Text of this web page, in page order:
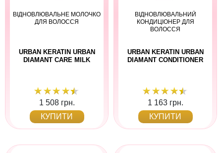
ВІДНОВЛЮВАЛЬНЕ МОЛОЧКО
ДЛЯ ВОЛОССЯ
URBAN KERATIN URBAN
DIAMANT CARE MILK
1 508 грн.
КУПИТИ
ВІДНОВЛЮВАЛЬНИЙ
КОНДИЦІОНЕР ДЛЯ
ВОЛОССЯ
URBAN KERATIN URBAN
DIAMANT CONDITIONER
1 163 грн.
КУПИТИ